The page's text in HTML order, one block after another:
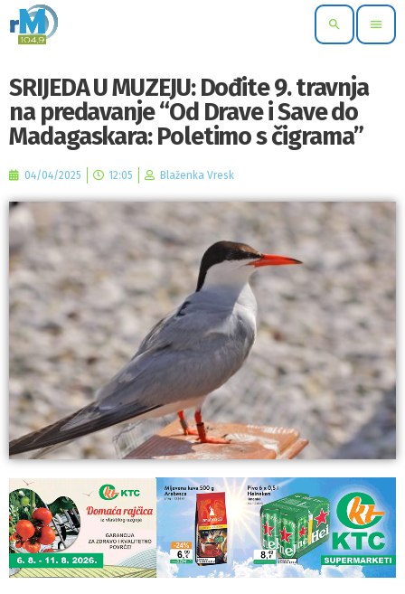
search menu
SRIJEDA U MUZEJU: Dođite 9. travnja
na predavanje “Od Drave i Save do
Madagaskara: Poletimo s čigrama”
04/04/2025 12:05 Blaženka Vresk